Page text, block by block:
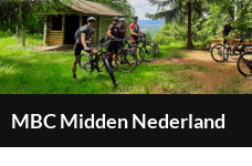
MBC Midden Nederland